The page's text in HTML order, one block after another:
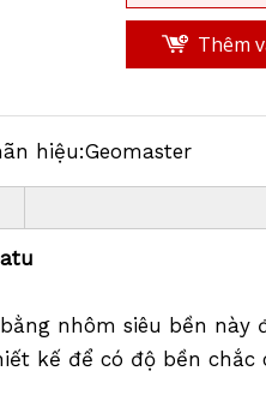
Thêm
hiệu:Geomaster
nhôm siêu bền này
kế để có độ bền